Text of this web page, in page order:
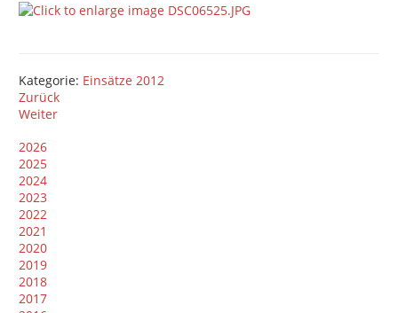
Kategorie: Einsätze 2012
Zurück
Weiter
2026
2025
2024
2023
2022
2021
2020
2019
2018
2017